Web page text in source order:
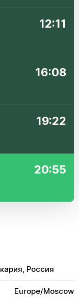
12:11
16:08
19:22
20:55
Россия
Europe/Moscow